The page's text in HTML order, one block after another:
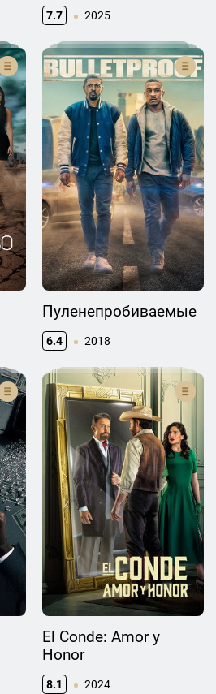
7.7
2025
Пуленепробиваемые
6.4 2018
El Conde: Amor y
Honor
8.1 2024